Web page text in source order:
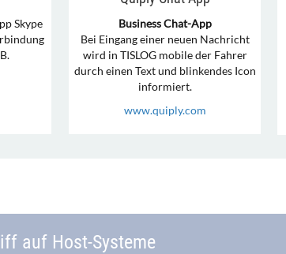
Skype
Business Chat-App
Bei Eingang einer neuen Nachricht
wird in TISLOG mobile der Fahrer
durch einen Text und blinkendes Icon
informiert.
www.quiply.com
auf Host-Systeme